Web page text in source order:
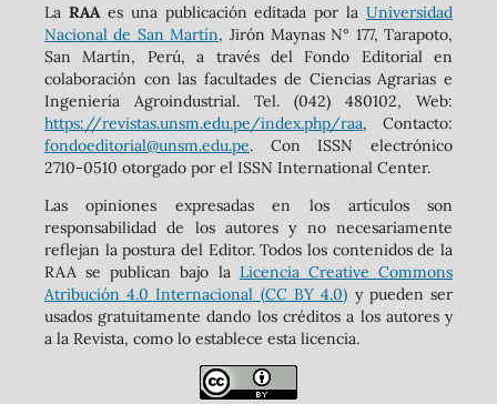
La RAAes una publicación editada por laUniversidad
Nacional de San Martín, Jirón Maynas N° 177, Tarapoto,
San Martín, Perú, a través del Fondo Editorial en
colaboración con las facultades de Ciencias Agrarias e
Ingeniería Agroindustrial. Tel. (042) 480102, Web:
https://revistas.unsm.edu.pe/index.php/raa, Contacto:
fondoeditorial@unsm.edu.pe. Con ISSN electrónico
2710-0510 otorgado por el ISSN International Center.
Las opiniones expresadas en los artículos son
responsabilidad de los autores y no necesariamente
reflejan la postura del Editor. Todos los contenidos de la
RAA se publican bajo la Licencia Creative Commons
Atribución 4.0 Internacional (CC BY 4.0) y pueden ser
usados gratuitamente dando los créditos a los autores y
a la Revista, como lo establece esta licencia.